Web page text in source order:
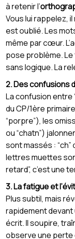
à retenir l’
Vous lui rappelez,
est oublié. Les
même par cœur.
pose problème. Le
sans logique. La
2. Des confusions
La confusion entre
du CP/1ère
“porpre”), les
ou “chatn”)
sont massés : “ch”
lettres muettes
retard”, c’est une
3. La fatigue et
Plus subtil, mais
rapidement
écrit. Il soupire,
observe une perte